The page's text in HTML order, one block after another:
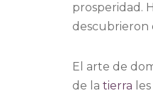
prosperidad.
descubrieron
El arte de
de la tierra